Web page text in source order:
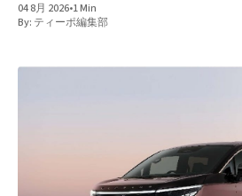
04 8月 2026•1 Min
By: ティーポ編集部